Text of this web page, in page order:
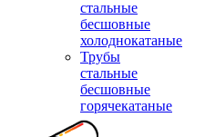
стальные
бесшовные
холоднокатаные
Трубы
стальные
бесшовные
горячекатаные